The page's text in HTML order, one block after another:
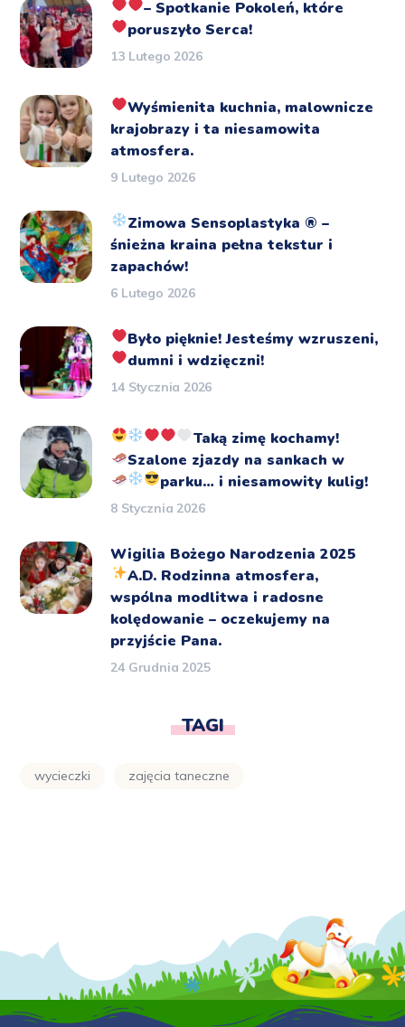
– Spotkanie Pokoleń, które
poruszyło Serca!
13 Lutego 2026
Wyśmienita kuchnia, malownicze
krajobrazy i ta niesamowita
atmosfera.
9 Lutego 2026
Zimowa Sensoplastyka ®️ –
śnieżna kraina pełna tekstur i
zapachów!
6 Lutego 2026
Było pięknie!Jesteśmy wzruszeni,
dumni i wdzięczni!
14 Stycznia 2026
Taką zimę kochamy!
Szalone zjazdy na sankach w
parku… i niesamowity kulig!
8 Stycznia 2026
Wigilia Bożego Narodzenia 2025
A.D. Rodzinna atmosfera,
wspólna modlitwa i radosne
kolędowanie – oczekujemy na
przyjście Pana.
24 Grudnia 2025
TAGI
wycieczki zajęcia taneczne